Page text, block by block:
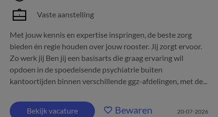
Vaste aanstelling
Met jouw kennis en expertise inspringen, de beste zorg
bieden én regie houden over jouw rooster. Jij zorgt ervoor.
Zo werk jij Ben jij een basisarts die graag ervaring wil
opdoen in de spoedeisende psychiatrie buiten
kantoortijden binnen verschillende ggz-afdelingen, met de...
Bekijk vacature Bewaren 20-07-2026